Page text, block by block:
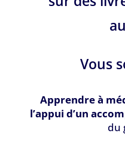
Vous
Apprendre à
l’appui d’un
du